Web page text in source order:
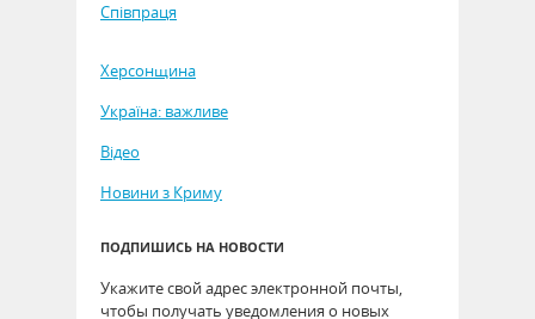
Співпраця
Херсонщина
Україна: важливе
Відео
Новини з Криму
ПОДПИШИСЬ НА НОВОСТИ
Укажите свой адрес электронной почты,
чтобы получать уведомления о новых